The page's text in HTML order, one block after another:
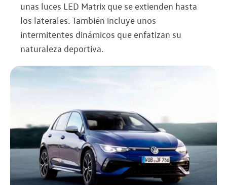
unas luces LED Matrix que se extienden hasta
los laterales. También incluye unos
intermitentes dinámicos que enfatizan su
naturaleza deportiva.